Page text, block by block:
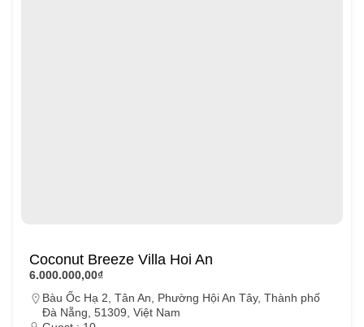
Coconut Breeze Villa Hoi An
6.000.000,00₫
Bàu Ốc Hạ 2, Tân An, Phường Hội An Tây, Thành phố
Đà Nẵng, 51309, Việt Nam